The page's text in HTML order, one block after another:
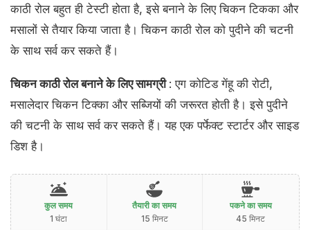
काठी रोल बहुत ही टेस्टी होता है, इसे बनाने के लिए चिकन टिकका और
मसालों से तैयार किया जाता है। चिकन काठी रोल को पुदीने की चटनी
के साथ सर्व कर सकते हैं।
चिकन काठी रोल बनाने के लिए सामग्री : एग कोटिड गेंहू की रोटी,
मसालेदार चिकन टिक्का और सब्जियों की जरूरत होती है। इसे पुदीने
की चटनी के साथ सर्व कर सकते हैं। यह एक पर्फेक्ट स्टार्टर और साइड
डिश है।
कुल समय
1 घंटा
तैयारी का समय
15 मिनट
पकने का समय
45 मिनट